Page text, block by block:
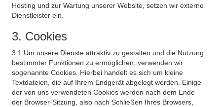
Hosting und zur Wartung unserer Website, setzen wir externe
Dienstleister ein.
3. Cookies
3.1 Um unsere Dienste attraktiv zu gestalten und die Nutzung
bestimmter Funktionen zu ermöglichen, verwenden wir
sogenannte Cookies. Hierbei handelt es sich um kleine
Textdateien, die auf Ihrem Endgerät abgelegt werden. Einige
der von uns verwendeten Cookies werden nach dem Ende
der Browser-Sitzung, also nach Schließen Ihres Browsers,